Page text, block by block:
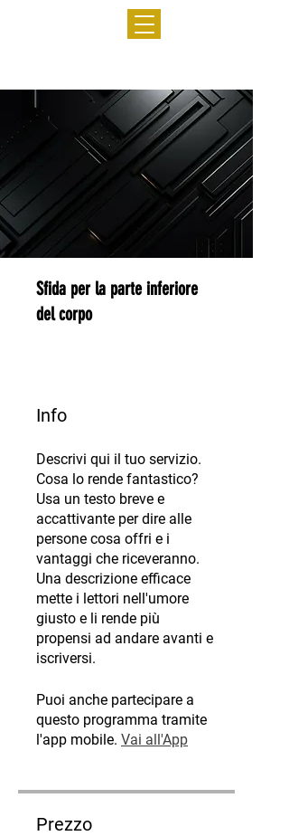
Sfida per la parte inferiore
del corpo
Info
Descrivi qui il tuo servizio.
Cosa lo rende fantastico?
Usa un testo breve e
accattivante per dire alle
persone cosa offri e i
vantaggi che riceveranno.
Una descrizione efficace
mette i lettori nell'umore
giusto e li rende più
propensi ad andare avanti e
iscriversi.
Puoi anche partecipare a
questo programma tramite
l'app mobile. Vai all'App
Prezzo